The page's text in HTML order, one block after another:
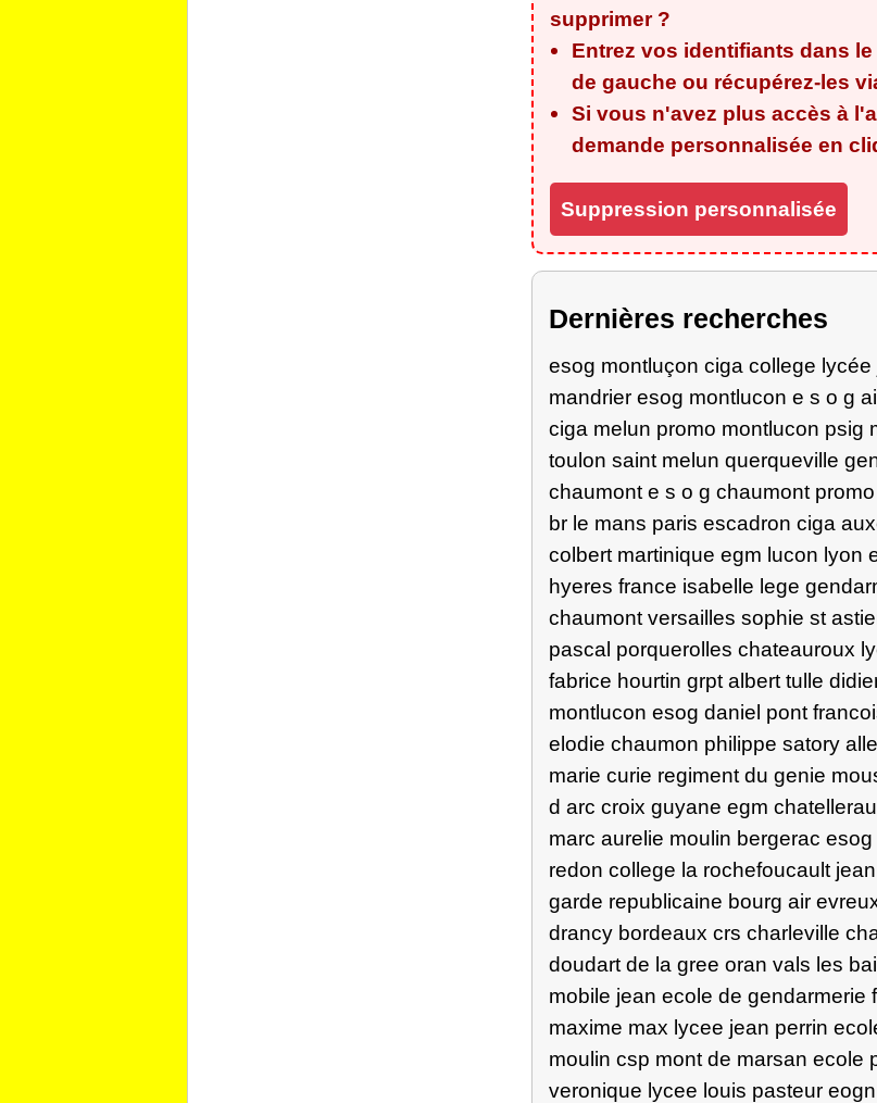
supprimer ?
Entrez vos identifiants dans
de gauche ou récupérez-les
Si vous n'avez plus accès à
demande personnalisée en
Suppression personnalisée
Dernières recherches
esog montluçon ciga college
mandrier esog montlucon e s o g
ciga melun promo montlucon psig
toulon saint melun querqueville
chaumont e s o g chaumont
br le mans paris escadron ciga
colbert martinique egm lucon lyon
hyeres france isabelle lege
chaumont versailles sophie st
pascal porquerolles chateauroux
fabrice hourtin grpt albert tulle
montlucon esog daniel pont
elodie chaumon philippe satory
marie curie regiment du genie
d arc croix guyane egm
marc aurelie moulin bergerac
redon college la rochefoucault
garde republicaine bourg air
drancy bordeaux crs charleville
doudart de la gree oran vals les
mobile jean ecole de
maxime max lycee jean perrin
moulin csp mont de marsan ecole
veronique lycee louis pasteur